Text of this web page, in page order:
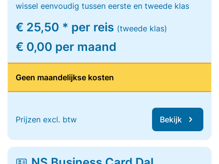
wissel eenvoudig tussen eerste en tweede klas
€ 25,50 * per reis (tweede klas)
€ 0,00 per maand
Geen maandelijkse kosten
Prijzen excl. btw Bekijk